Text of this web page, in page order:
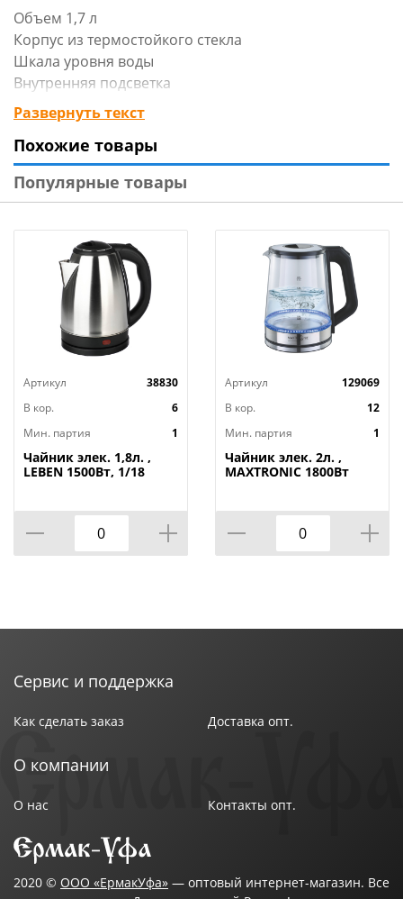
Объем 1,7 л
Корпус из термостойкого стекла
Шкала уровня воды
Внутренняя подсветка
Закрытый нагревательный элемент из нержавеющей
стали
Поворот на подставке 360°
Защита от работы без воды
Автоматический выключатель
Мощность 1850-2200 Вт
Цвет чёрный
Длина шнура 71 см
Развернуть текст
Похожие товары
Популярные товары
Артикул
38830
В кор.
6
Мин. партия
1
Чайник элек. 1,8л. ,
LEBEN 1500Вт, 1/18
Артикул
129069
В кор.
12
Мин. партия
1
Чайник элек. 2л. ,
MAXTRONIC 1800Вт
Сервис и поддержка
Как сделать заказ Доставка опт.
О компании
О нас Контакты опт.
2020 © ООО «ЕрмакУфа» — оптовый интернет-магазин. Все